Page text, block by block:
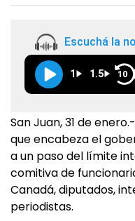
Escuchá la
1 1.5 10
San Juan, 31 de
que encabeza el
a un paso del límite
comitiva de
Canadá, diputados,
periodistas.